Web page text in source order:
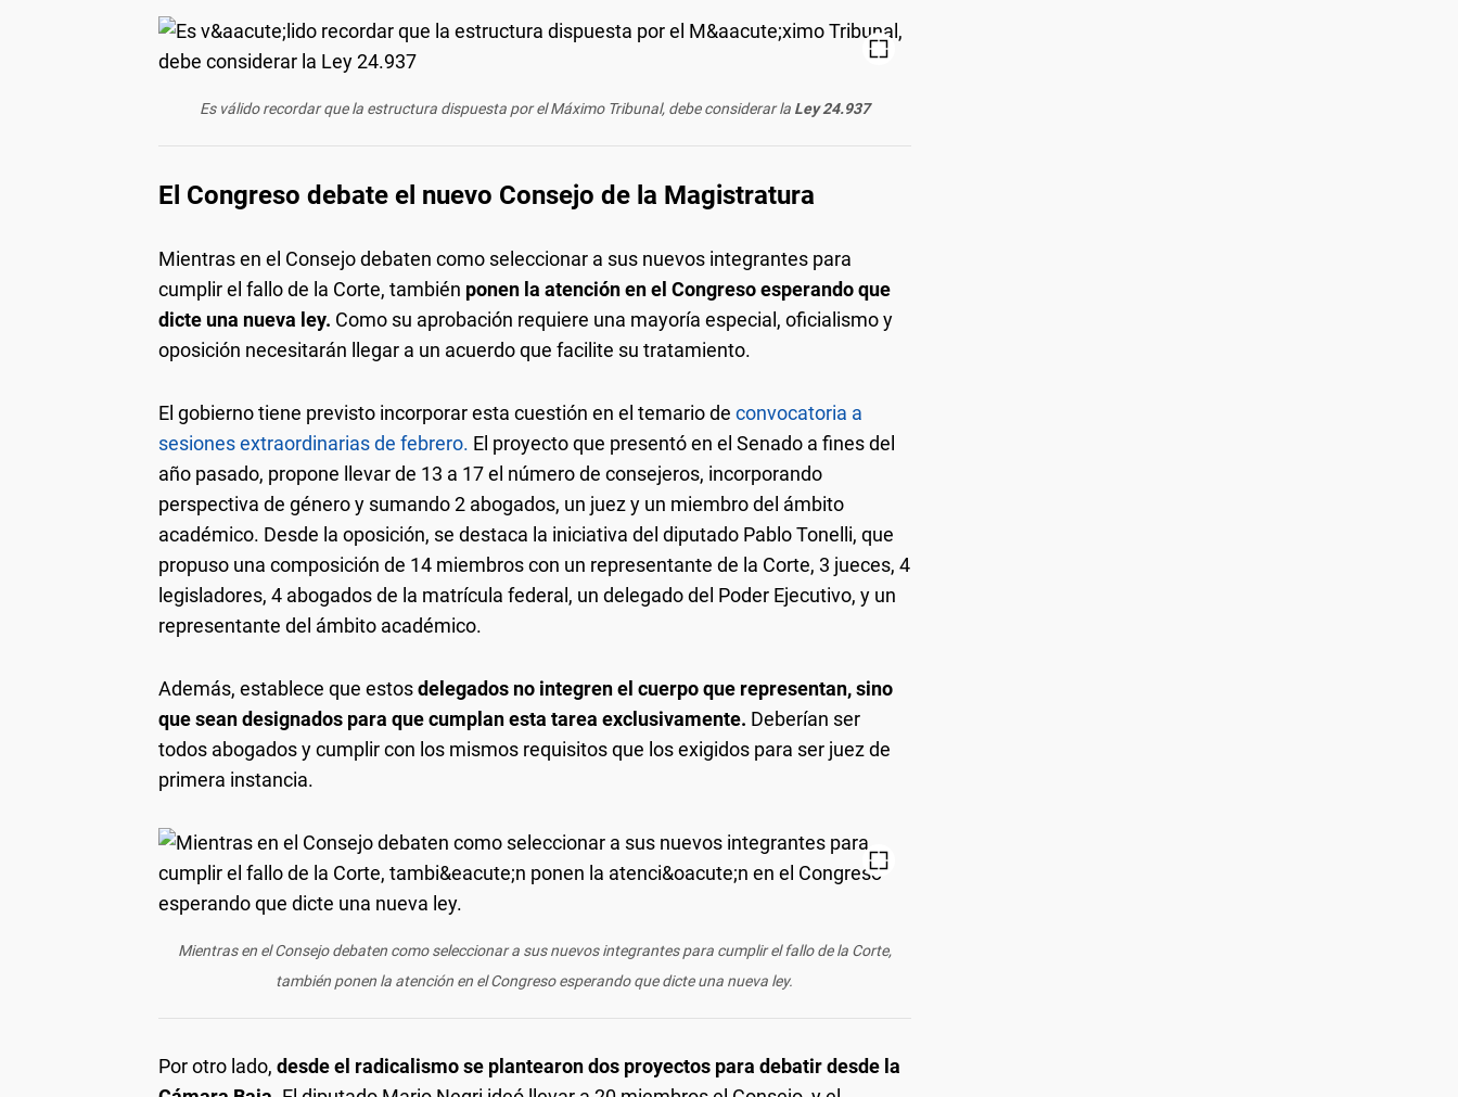
Es válido recordar que la estructura dispuesta por el Máximo Tribunal, debe considerar laLey 24.937
El Congreso debate el nuevo Consejo de la Magistratura
Mientras en el Consejo debaten como seleccionar a sus nuevos integrantes para
cumplir el fallo de la Corte, también ponen la atención en el Congreso esperando que
dicte una nueva ley. Como su aprobación requiere una mayoría especial, oficialismo y
oposición necesitarán llegar a un acuerdo que facilite su tratamiento.
El gobierno tiene previsto incorporar esta cuestión en el temario de convocatoria a
sesiones extraordinarias de febrero. El proyecto que presentó en el Senado a fines del
año pasado, propone llevar de 13 a 17 el número de consejeros, incorporando
perspectiva de género y sumando 2 abogados, un juez y un miembro del ámbito
académico. Desde la oposición, se destaca la iniciativa del diputado Pablo Tonelli, que
propuso una composición de 14 miembros con un representante de la Corte, 3 jueces, 4
legisladores, 4 abogados de la matrícula federal, un delegado del Poder Ejecutivo, y un
representante del ámbito académico.
Además, establece que estosdelegados no integren el cuerpo que representan, sino
que sean designados para que cumplan esta tarea exclusivamente. Deberían ser
todos abogados y cumplir con los mismos requisitos que los exigidos para ser juez de
primera instancia.
Mientras en el Consejo debaten como seleccionar a sus nuevos integrantes para cumplir el fallo de la Corte,
también ponen la atención en el Congreso esperando que dicte una nueva ley.
Por otro lado, desde el radicalismo se plantearon dos proyectos para debatir desde la